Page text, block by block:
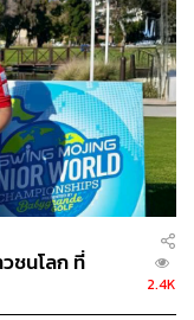
405
ชนโลก ที่
2.4K